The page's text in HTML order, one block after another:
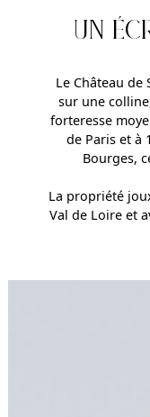
UN
Le Château
sur une
forteresse
de Paris et à
Bourges,
La propriété
Val de Loire et